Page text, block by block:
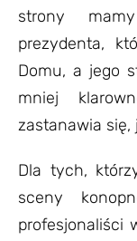
strony
prezydenta,
Domu, a jego
mniej
zastanawia się,
Dla tych,
sceny
profesjonaliści